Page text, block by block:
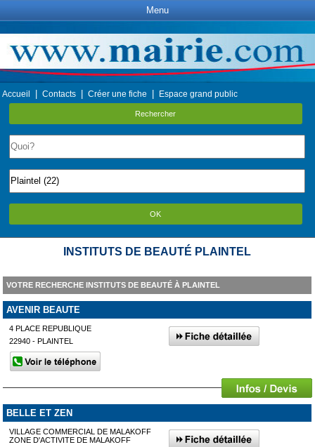
Menu
Accueil Contacts Créer une fiche Espace grand public
Rechercher
OK
INSTITUTS DE BEAUTÉ PLAINTEL
VOTRE RECHERCHE INSTITUTS DE BEAUTÉ À PLAINTEL
AVENIR BEAUTE
4 PLACE REPUBLIQUE
22940 - PLAINTEL
BELLE ET ZEN
VILLAGE COMMERCIAL DE MALAKOFF
ZONE D'ACTIVITE DE MALAKOFF